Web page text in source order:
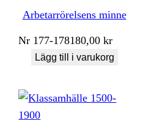
Arbetarrörelsens minne
Nr 177-178180,00kr
Lägg till i varukorg